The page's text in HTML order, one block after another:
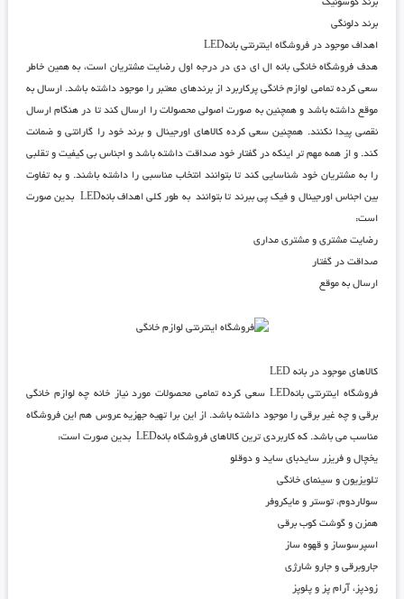
برند گوسونیک
برند دلونگی
اهداف موجود در فروشگاه اینترنتی بانهLED
هدف فروشگاه خانگی بانه ال ای دیدر درجه اول رضایت مشتریان است، به همین خاطر
سعی کرده تمامی لوازم خانگی پرکاربرد از برندهای معتبر را موجود داشته باشد. ارسال به
موقع داشته باشد و همچنین به صورت اصولی محصولات را ارسال کند تا در هنگام ارسال
نقصی پیدا نکنند. همچنین سعی کرده کالاهای اورجینال و برند خود را گارانتی و ضمانت
کند. و از همه مهم تر اینکه در گفتار خود صداقت داشته باشد و اجناس بی کیفیت و تقلبی
را به مشتریان خود شناسایی کند تا بتوانند انتخاب مناسبی را داشته باشند. و به تفاوت
بین اجناس اورجینال و فیک پی ببرند تا بتوانند به طور کلی اهدافبانهLED
بدین صورت
است:
رضایت مشتری و مشتری مداری
صداقت در گفتار
ارسال به موقع
کالاهای موجود در بانه LED
فروشگاه اینترنتیبانهLED
سعی کرده تمامی محصولات مورد نیاز خانه چه لوازم خانگی
برقی و چه غیر برقی را موجود داشته باشد. از این برا تهیه جهزیه عروس هم این فروشگاه
مناسب می باشد. که کاربردی ترین کالاهای فروشگاه بانهLED
بدین صورت است:
یخچال و فریزر سایدبای ساید و دوقلو
تلویزیون و سینمای خانگی
سولاردوم، توستر و مایکروفر
همزن و گوشت کوب برقی
اسپرسوساز و قهوه ساز
جاروبرقی و جارو شارژی
زودپز، آرام پز و پلوپز